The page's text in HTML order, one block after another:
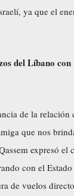
ya que el
del Líbano
de la relación
que nos
expresó el
con el
de vuelos